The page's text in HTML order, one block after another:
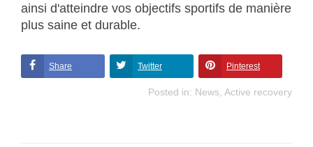
ainsi d'atteindre vos objectifs sportifs de manière
plus saine et durable.
Share Twitter Pinterest
Posted in: News Active recovery